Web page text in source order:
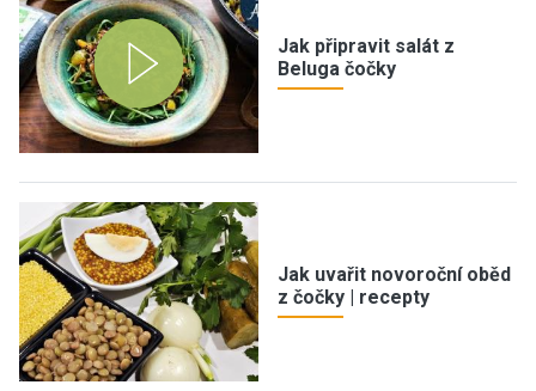
Jak připravit salát z
Beluga čočky
Jak uvařit novoroční oběd
z čočky | recepty